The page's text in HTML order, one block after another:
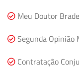
Meu Doutor
Segunda Opinião
Contratação